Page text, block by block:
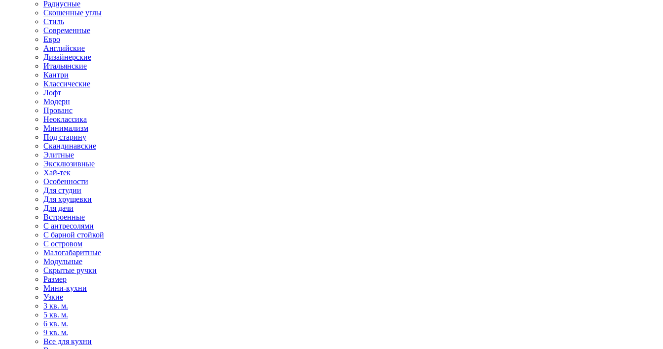
Радиусные
Скошенные углы
Стиль
Современные
Евро
Английские
Дизайнерские
Итальянские
Кантри
Классические
Лофт
Модерн
Прованс
Неоклассика
Минимализм
Под старину
Скандинавские
Элитные
Эксклюзивные
Хай-тек
Особенности
Для студии
Для хрущевки
Для дачи
Встроенные
С антресолями
С барной стойкой
С островом
Малогабаритные
Модульные
Скрытые ручки
Размер
Мини-кухни
Узкие
3 кв. м.
5 кв. м.
6 кв. м.
9 кв. м.
Все для кухни